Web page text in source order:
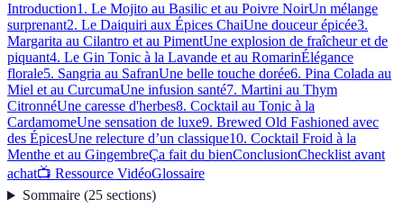
Introduction1. Le Mojito au Basilic et au Poivre NoirUn mélange
surprenant2. Le Daiquiri aux Épices ChaiUne douceur épicée3.
Margarita au Cilantro et au PimentUne explosion de fraîcheur et de
piquant4. Le Gin Tonic à la Lavande et au RomarinÉlégance
florale5. Sangria au SafranUne belle touche dorée6. Pina Colada au
Miel et au CurcumaUne infusion santé7. Martini au Thym
CitronnéUne caresse d'herbes8. Cocktail au Tonic à la
CardamomeUne sensation de luxe9. Brewed Old Fashioned avec
des ÉpicesUne relecture d’un classique10. Cocktail Froid à la
Menthe et au GingembreÇa fait du bienConclusionChecklist avant
achat📺 Ressource VidéoGlossaire
Sommaire(25 sections)